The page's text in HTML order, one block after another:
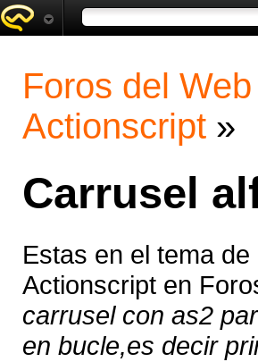
Foros del Web
Actionscript »
Carrusel
Estas en el tema de
Actionscript en
carrusel con as2
en bucle,es decir